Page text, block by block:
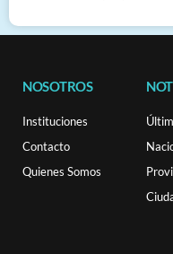
NOSOTROS
Instituciones
Contacto
Quienes Somos